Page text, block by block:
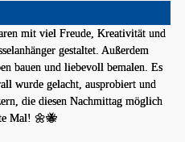
mit viel Freude, Kreativität und
gestaltet. Außerdem
bauen und liebevoll bemalen. Es
wurde gelacht, ausprobiert und
die diesen Nachmittag möglich
Mal! 🌼🐝